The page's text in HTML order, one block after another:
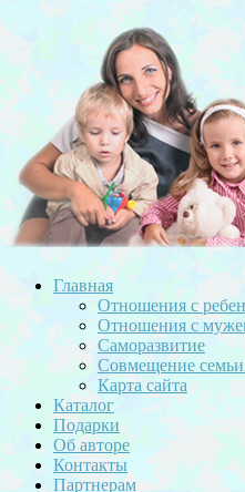
Главная
Отношения с
Отношения с
Саморазвитие
Совмещение
Карта сайта
Каталог
Подарки
Об авторе
Контакты
Партнерам